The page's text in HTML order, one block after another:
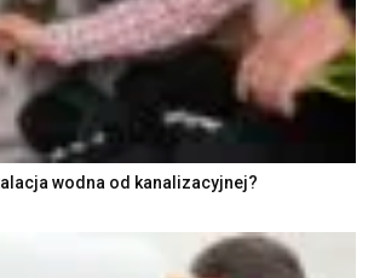
wodna od kanalizacyjnej?